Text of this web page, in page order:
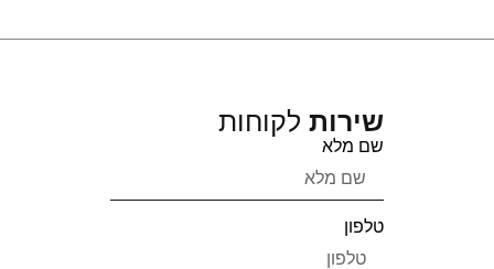
שירות לקוחות
שם מלא
טלפון